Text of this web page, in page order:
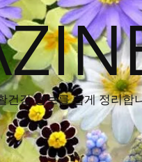
건강 정보를 쉽게 정리합